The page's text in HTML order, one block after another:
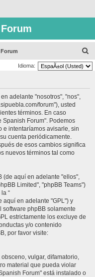
u
Idioma:
adelante "nosotros", "nos",
forum"), usted
términos. En caso
Spanish Forum". Podemos
e intentaríamos avisarle, sin
cuenta periódicamente.
de esos cambios significa
nuevos términos tal como
(de aquí en adelante "ellos",
Limited", "phpBB Teams")
“
aquí en adelante "GPL") y
software phpBB solamente
estrictamente los excluye de
y/o contenido
por favor visite:
vulgar, difamatorio,
material que pueda violar
Forum" está instalado o